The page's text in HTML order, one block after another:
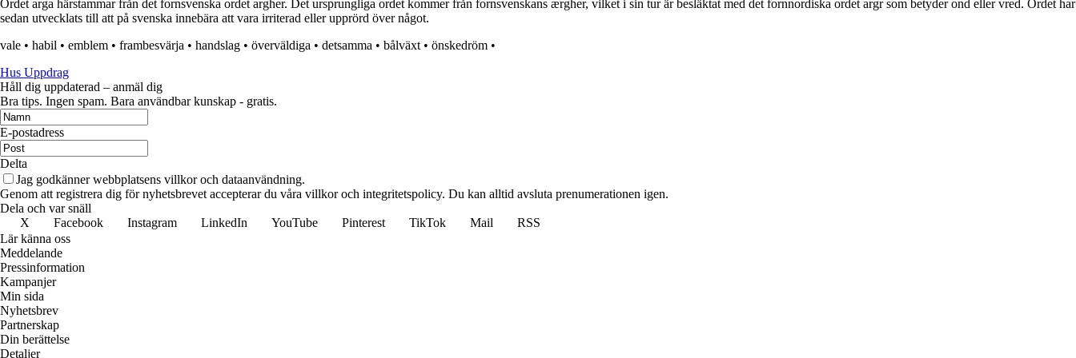
Ordet arga härstammar från det fornsvenska ordet argher. Det ursprungliga ordet kommer från fornsvenskans ærgher, vilket i sin tur är besläktat med det fornnordiska ordet argr som betyder ond eller vred. Ordet har
sedan utvecklats till att på svenska innebära att vara irriterad eller upprörd över något.
vale • habil • emblem • frambesvärja • handslag • överväldiga • detsamma • bålväxt • önskedröm •
Hus Uppdrag
Håll dig uppdaterad – anmäl dig
Bra tips. Ingen spam. Bara användbar kunskap - gratis.
E-postadress
Delta
Jag godkänner webbplatsens villkor och dataanvändning.
Genom att registrera dig för nyhetsbrevet accepterar du våra villkor och integritetspolicy. Du kan alltid avsluta prenumerationen igen.
Dela och var snäll
X
Facebook Instagram LinkedIn YouTube Pinterest TikTok Mail
RSS
Lär känna oss
Meddelande
Pressinformation
Kampanjer
Min sida
Nyhetsbrev
Partnerskap
Din berättelse
Detaljer